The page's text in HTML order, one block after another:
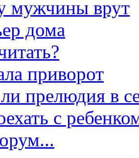
мужчины врут
дома
приворот
прелюдия в
с